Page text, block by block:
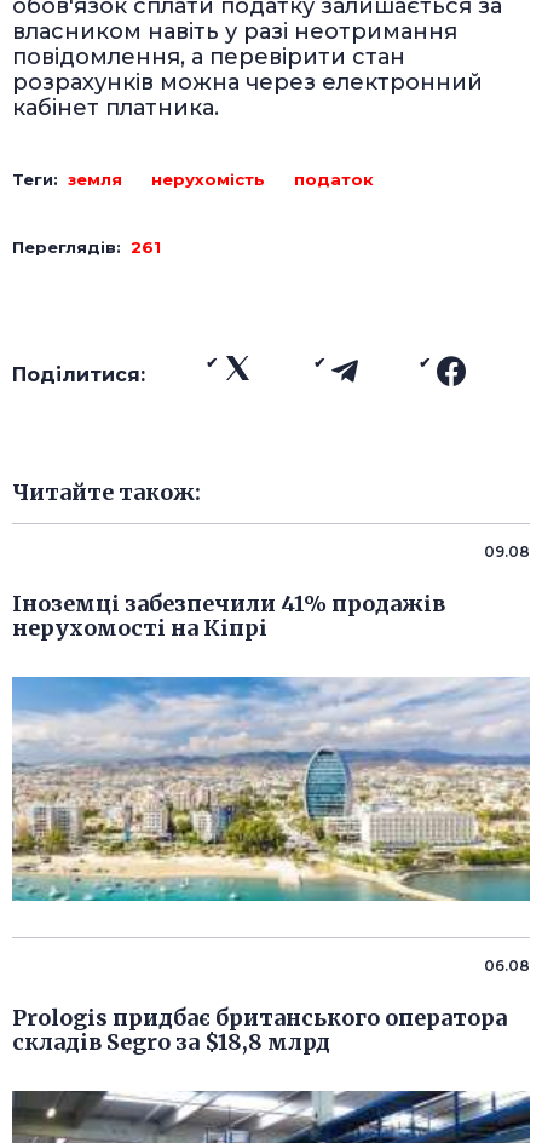
обов'язок сплати податку залишається за
власником навіть у разі неотримання
повідомлення, а перевірити стан
розрахунків можна через електронний
кабінет платника.
Теги: земля нерухомість податок
Переглядів: 261
Поділитися:
Читайте також:
09.08
Іноземці забезпечили 41% продажів
нерухомості на Кіпрі
06.08
Prologis придбає британського оператора
складів Segro за $18,8 млрд